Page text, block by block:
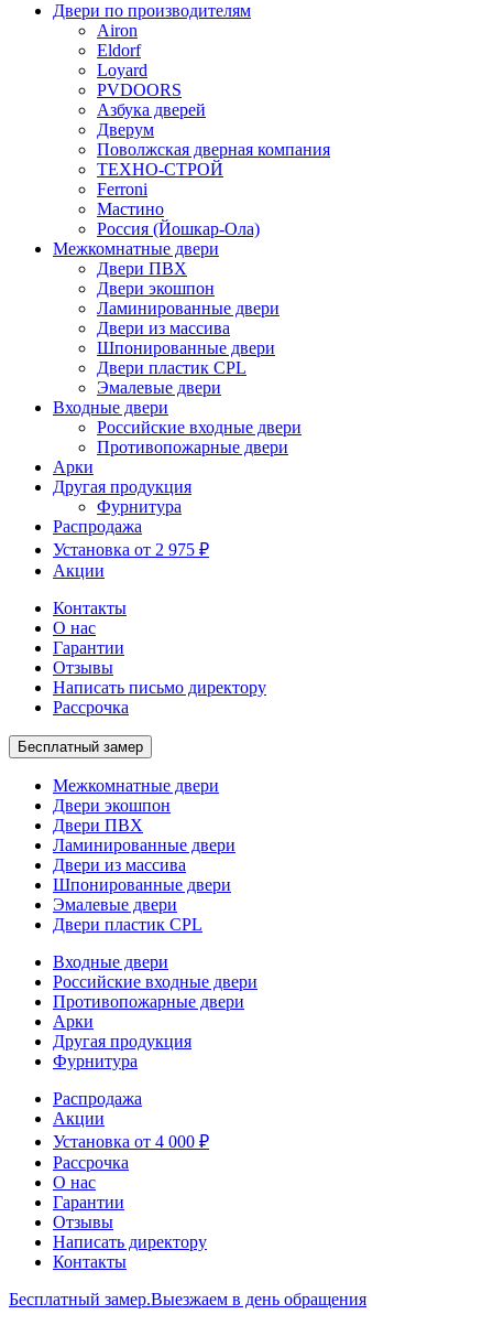
Двери по производителям
Airon
Eldorf
Loyard
PVDOORS
Азбука дверей
Дверум
Поволжская дверная компания
ТЕХНО-СТРОЙ
Ferroni
Мастино
Россия (Йошкар-Ола)
Межкомнатные двери
Двери ПВХ
Двери экошпон
Ламинированные двери
Двери из массива
Шпонированные двери
Двери пластик CPL
Эмалевые двери
Входные двери
Российские входные двери
Противопожарные двери
Арки
Другая продукция
Фурнитура
Распродажа
Установка от 2 975 ₽
Акции
Контакты
О нас
Гарантии
Отзывы
Написать письмо директору
Рассрочка
Бесплатный замер
Межкомнатные двери
Двери экошпон
Двери ПВХ
Ламинированные двери
Двери из массива
Шпонированные двери
Эмалевые двери
Двери пластик CPL
Входные двери
Российские входные двери
Противопожарные двери
Арки
Другая продукция
Фурнитура
Распродажа
Акции
Установка от 4 000 ₽
Рассрочка
О нас
Гарантии
Отзывы
Написать директору
Контакты
Бесплатный замер.Выезжаем в день обращения